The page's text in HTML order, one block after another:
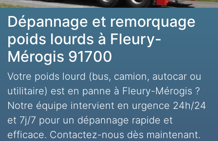
Dépannage et remorquage
poids lourds à Fleury-
Mérogis 91700
Votre poids lourd (bus, camion, autocar ou
utilitaire) est en panne à Fleury-Mérogis ?
Notre équipe intervient en urgence 24h/24
et 7j/7 pour un dépannage rapide et
efficace. Contactez-nous dès maintenant.